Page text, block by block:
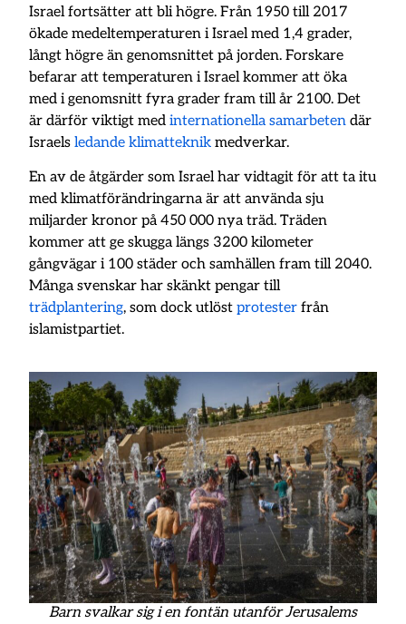
Israel fortsätter att bli högre. Från 1950 till 2017
ökade medeltemperaturen i Israel med 1,4 grader,
långt högre än genomsnittet på jorden. Forskare
befarar att temperaturen i Israel kommer att öka
med i genomsnitt fyra grader fram till år 2100. Det
är därför viktigt medinternationella samarbeten där
Israelsledande klimatteknik medverkar.
En av de åtgärder som Israel har vidtagit för att ta itu
med klimatförändringarna är att använda sju
miljarder kronor på 450 000 nya träd. Träden
kommer att ge skugga längs 3200 kilometer
gångvägar i 100 städer och samhällen fram till 2040.
Många svenskar har skänkt pengar till
trädplantering, som dock utlöstprotester från
islamistpartiet.
Barn svalkar sig i en fontän utanför Jerusalems